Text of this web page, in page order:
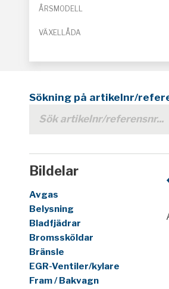
ÅRSMODELL
VÄXELLÅDA
Sökning på artikelnr/
Bildelar
Avgas
Belysning
Bladfjädrar
Bromssköldar
Bränsle
EGR-Ventiler/kylare
Fram / Bakvagn